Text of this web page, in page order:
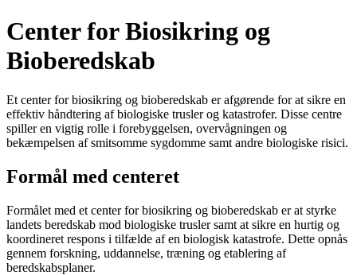
Center for Biosikring og
Bioberedskab
Et center for biosikring og bioberedskab er afgørende for at sikre en
effektiv håndtering af biologiske trusler og katastrofer. Disse centre
spiller en vigtig rolle i forebyggelsen, overvågningen og
bekæmpelsen af smitsomme sygdomme samt andre biologiske risici.
Formål med centeret
Formålet med et center for biosikring og bioberedskab er at styrke
landets beredskab mod biologiske trusler samt at sikre en hurtig og
koordineret respons i tilfælde af en biologisk katastrofe. Dette opnås
gennem forskning, uddannelse, træning og etablering af
beredskabsplaner.